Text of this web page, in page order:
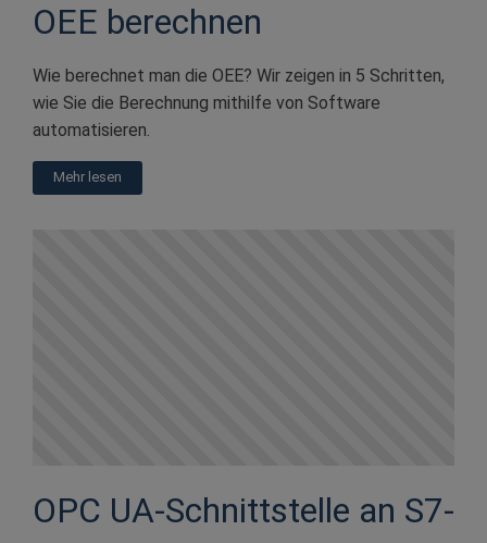
OEE berechnen
Wie berechnet man die OEE? Wir zeigen in 5 Schritten,
wie Sie die Berechnung mithilfe von Software
automatisieren.
Mehr lesen
OPC UA-Schnittstelle an S7-